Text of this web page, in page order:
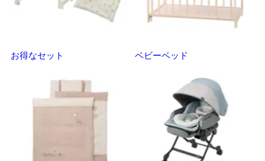
お得なセット ベビーベッド